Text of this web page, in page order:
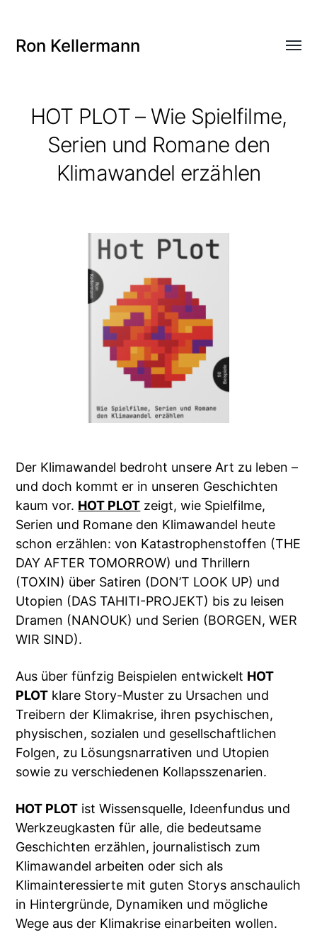
Ron Kellermann
Menü
HOT PLOT – Wie Spielfilme,
Serien und Romane den
Klimawandel erzählen
Der Klimawandel bedroht unsere Art zu leben –
und doch kommt er in unseren Geschichten
kaum vor. HOT PLOT zeigt, wie Spielfilme,
Serien und Romane den Klimawandel heute
schon erzählen: von Katastrophenstoffen (THE
DAY AFTER TOMORROW) und Thrillern
(TOXIN) über Satiren (DON’T LOOK UP) und
Utopien (DAS TAHITI-PROJEKT) bis zu leisen
Dramen (NANOUK) und Serien (BORGEN, WER
WIR SIND).
Aus über fünfzig Beispielen entwickelt HOT
PLOT klare Story-Muster zu Ursachen und
Treibern der Klimakrise, ihren psychischen,
physischen, sozialen und gesellschaftlichen
Folgen, zu Lösungsnarrativen und Utopien
sowie zu verschiedenen Kollapsszenarien.
HOT PLOT ist Wissensquelle, Ideenfundus und
Werkzeugkasten für alle, die bedeutsame
Geschichten erzählen, journalistisch zum
Klimawandel arbeiten oder sich als
Klimainteressierte mit guten Storys anschaulich
in Hintergründe, Dynamiken und mögliche
Wege aus der Klimakrise einarbeiten wollen.